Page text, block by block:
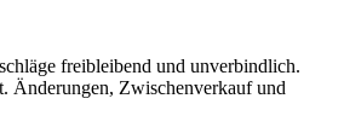
freibleibend und unverbindlich.
Änderungen, Zwischenverkauf und